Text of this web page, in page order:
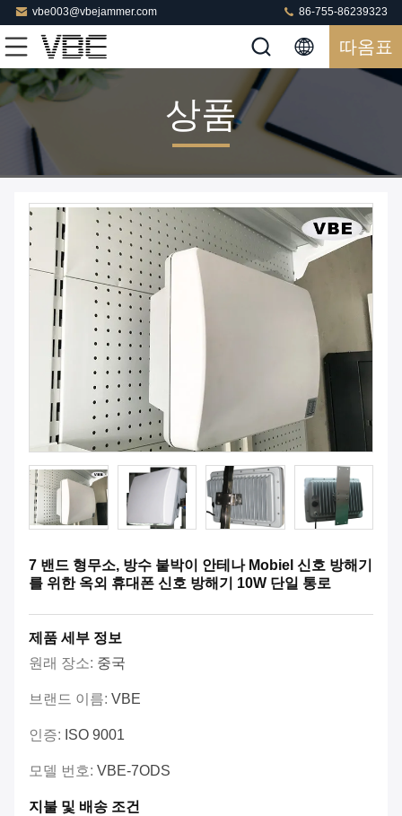
vbe003@vbejammer.com 86-755-86239323
따옴표
상품
7 밴드 형무소, 방수 붙박이 안테나 Mobiel 신호 방해기
를 위한 옥외 휴대폰 신호 방해기 10W 단일 통로
제품 세부 정보
원래 장소: 중국
브랜드 이름: VBE
인증: ISO 9001
모델 번호: VBE-7ODS
지불 및 배송 조건